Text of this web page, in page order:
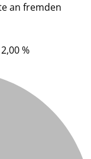
an fremden
%